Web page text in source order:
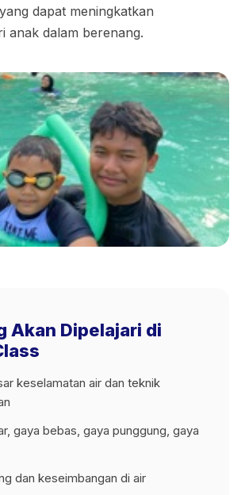
dapat meningkatkan
anak dalam berenang.
Akan Dipelajari di
keselamatan air dan teknik
gaya bebas, gaya punggung, gaya
dan keseimbangan di air